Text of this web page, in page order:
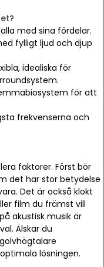
med sina fördelar.
fylligt ljud och djup
idealiska för
för att
frekvenserna och
faktorer. Först bör
det har stor betydelse
Det är också klokt
film du främst vill
akustisk musik är
Älskar du
lösningen.